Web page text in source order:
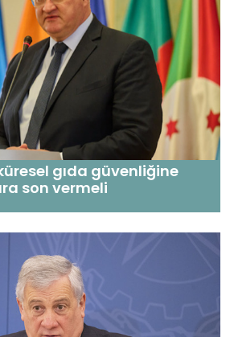
gıda güvenliğine
son vermeli